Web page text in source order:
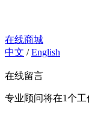
在线商城
中文 /English
在线留言
专业顾问将在1个